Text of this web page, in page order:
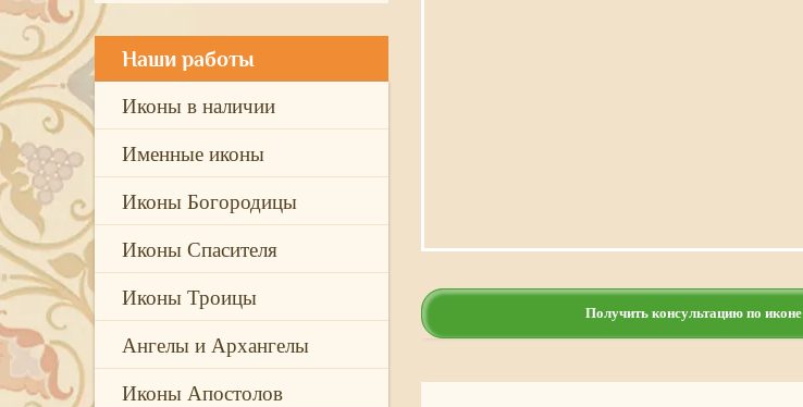
Наши работы
Иконы в наличии
Именные иконы
Иконы Богородицы
Иконы Спасителя
Иконы Троицы
Ангелы и Архангелы
Иконы Апостолов
Получить консультацию по иконе